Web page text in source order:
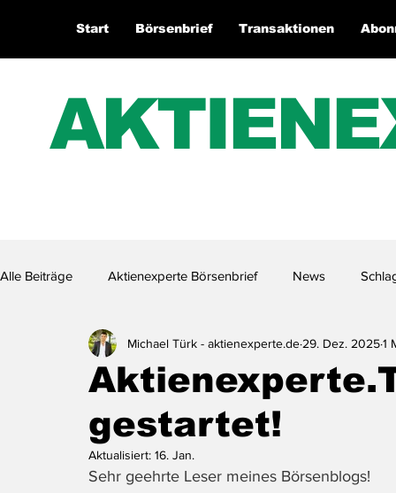
Start Börsenbrief Transaktionen
Alle Beiträge Aktienexperte Börsenbrief News
Aktienexperte.TV
gestartet!
Michael Türk - aktienexperte.de 29. Dez. 20251
Aktualisiert: 16. Jan.
Sehr geehrte Leser meines Börsenblogs!